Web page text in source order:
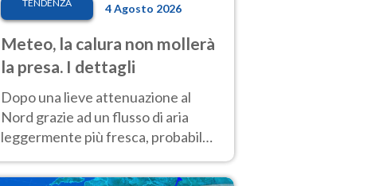
TENDENZA 4 Agosto 2026
Meteo, la calura non mollerà
la presa. I dettagli
Dopo una lieve attenuazione al
Nord grazie ad un flusso di aria
leggermente più fresca, probabile
africano entro Ferragosto